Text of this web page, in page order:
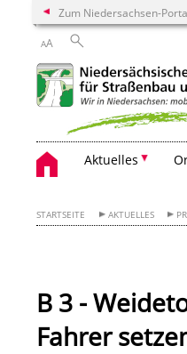
Zum Niedersachsen-
AA
Aktuelles
STARTSEITE AKTUELLES
B 3 -
Fahrer